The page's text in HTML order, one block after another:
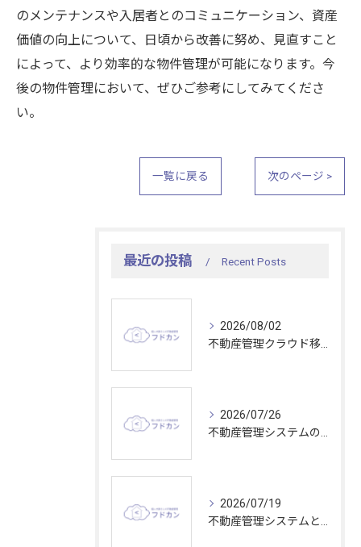
のメンテナンスや入居者とのコミュニケーション、資産
価値の向上について、日頃から改善に努め、見直すこと
によって、より効率的な物件管理が可能になります。今
後の物件管理において、ぜひご参考にしてみてくださ
い。
一覧に戻る 次のページ >
最近の投稿 Recent Posts
2026/08/02
2026/07/26
2026/07/19